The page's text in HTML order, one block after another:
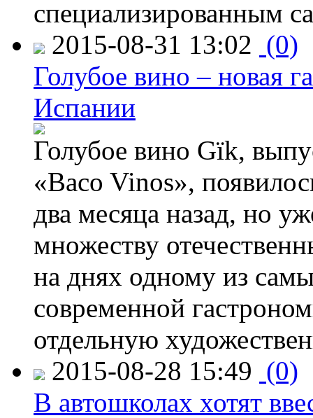
специализированным
2015-08-31 13:02 (0)
Голубое вино – новая
Испании
Голубое вино Gïk,
«Baco Vinos»,
два месяца назад, но
множеству
на днях одному из
современной
отдельную
2015-08-28 15:49 (0)
В автошколах хотят